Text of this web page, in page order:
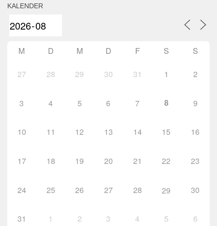
KALENDER
M D M D F S S
27 28 29 30 31 1 2
3 4 5 6 7 8 9
10 11 12 13 14 15 16
17 18 19 20 21 22 23
24 25 26 27 28 29 30
31 1 2 3 4 5 6